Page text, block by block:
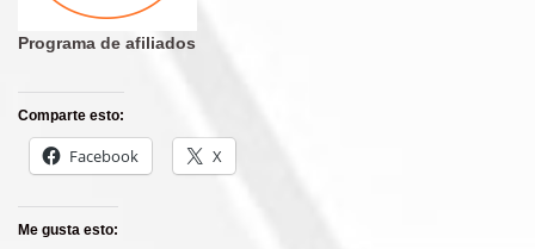
Programa de afiliados
Comparte esto:
Facebook X
Me gusta esto: